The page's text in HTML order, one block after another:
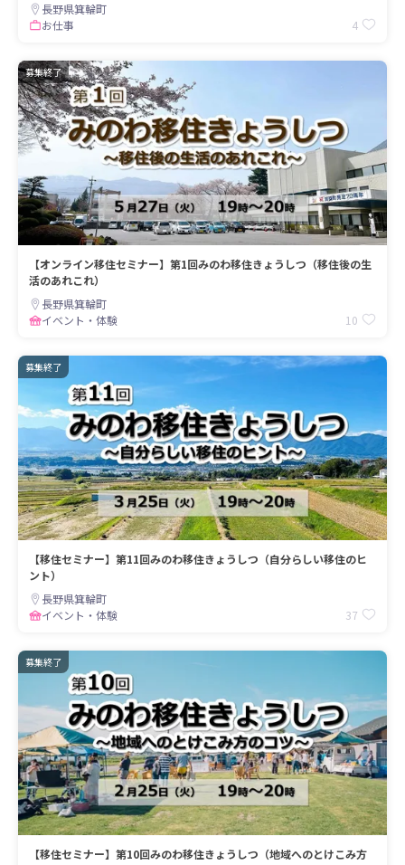
長野県箕輪町
お仕事
4
募集終了
【オンライン移住セミナー】第1回みのわ移住きょうしつ（移住後の生
活のあれこれ）
長野県箕輪町
イベント・体験
10
募集終了
【移住セミナー】第11回みのわ移住きょうしつ（自分らしい移住のヒ
ント）
長野県箕輪町
イベント・体験
37
募集終了
【移住セミナー】第10回みのわ移住きょうしつ（地域へのとけこみ方